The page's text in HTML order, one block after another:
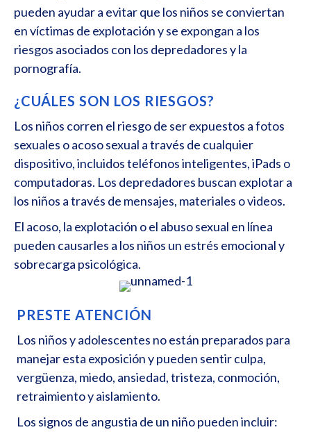
pueden ayudar a evitar que los niños se conviertan
en víctimas de explotación y se expongan a los
riesgos asociados con los depredadores y la
pornografía.
¿CUÁLES SON LOS RIESGOS?
Los niños corren el riesgo de ser expuestos a fotos
sexuales o acoso sexual a través de cualquier
dispositivo, incluidos teléfonos inteligentes, iPads o
computadoras. Los depredadores buscan explotar a
los niños a través de mensajes, materiales o videos.
El acoso, la explotación o el abuso sexual en línea
pueden causarles a los niños un estrés emocional y
sobrecarga psicológica.
PRESTE ATENCIÓN
Los niños y adolescentes no están preparados para
manejar esta exposición y pueden sentir culpa,
vergüenza, miedo, ansiedad, tristeza, conmoción,
retraimiento y aislamiento.
Los signos de angustia de un niño pueden incluir: